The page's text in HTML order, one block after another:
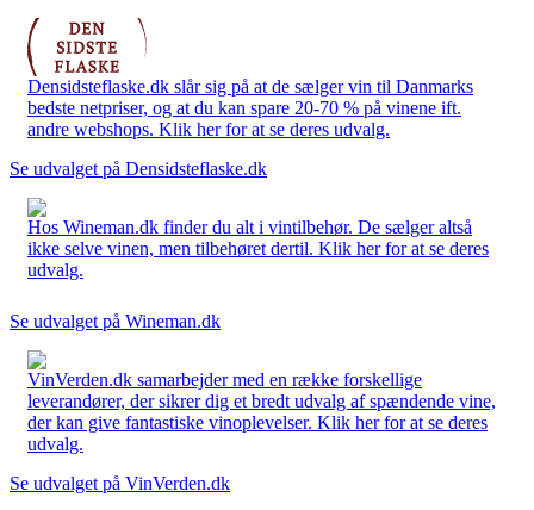
Densidsteflaske.dk slår sig på at de sælger vin til Danmarks
bedste netpriser, og at du kan spare 20-70 % på vinene ift.
andre webshops. Klik her for at se deres udvalg.
Se udvalget på Densidsteflaske.dk
Hos Wineman.dk finder du alt i vintilbehør. De sælger altså
ikke selve vinen, men tilbehøret dertil. Klik her for at se deres
udvalg.
Se udvalget på Wineman.dk
VinVerden.dk samarbejder med en række forskellige
leverandører, der sikrer dig et bredt udvalg af spændende vine,
der kan give fantastiske vinoplevelser. Klik her for at se deres
udvalg.
Se udvalget på VinVerden.dk